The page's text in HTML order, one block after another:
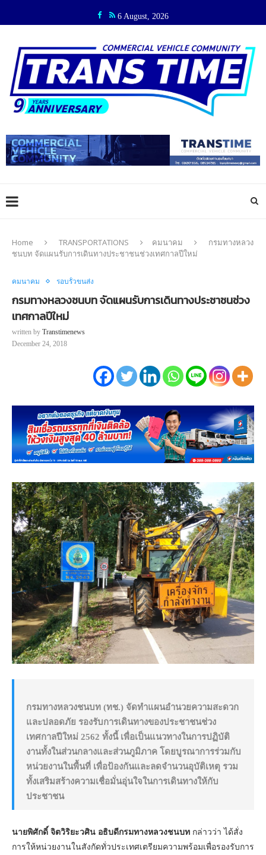
6 August, 2026
Home TRANSPORTATIONS คมนาคม
กรมทางหลวง
ชนบท จัดแผนรับการเดินทางประชาชนช่วงเทศกาลปีใหม่
คมนาคม รอบรั้วขนส่ง
กรมทางหลวงชนบท จัดแผนรับการเดินทางประชาชนช่วง
เทศกาลปีใหม่
written by Transtimenews
December 24, 2018
กรมทางหลวงชนบท (ทช.) จัดทำแผนอำนวยความสะดวก
และปลอดภัย รองรับการเดินทางของประชาชนช่วง
เทศกาลปีใหม่ 2562 ทั้งนี้ เพื่อเป็นแนวทางในการปฏิบัติ
งานทั้งในส่วนกลางและส่วนภูมิภาค โดยบูรณาการร่วมกับ
หน่วยงานในพื้นที่ เพื่อป้องกันและลดจำนวนอุบัติเหตุ รวม
ทั้งเสริมสร้างความเชื่อมั่นอุ่นใจในการเดินทางให้กับ
ประชาชน
นายพิศักดิ์ จิตวิริยะวศิน อธิบดีกรมทางหลวงชนบท กล่าวว่า ได้สั่ง
การให้หน่วยงานในสังกัดทั่วประเทศเตรียมความพร้อมเพื่อรองรับการ